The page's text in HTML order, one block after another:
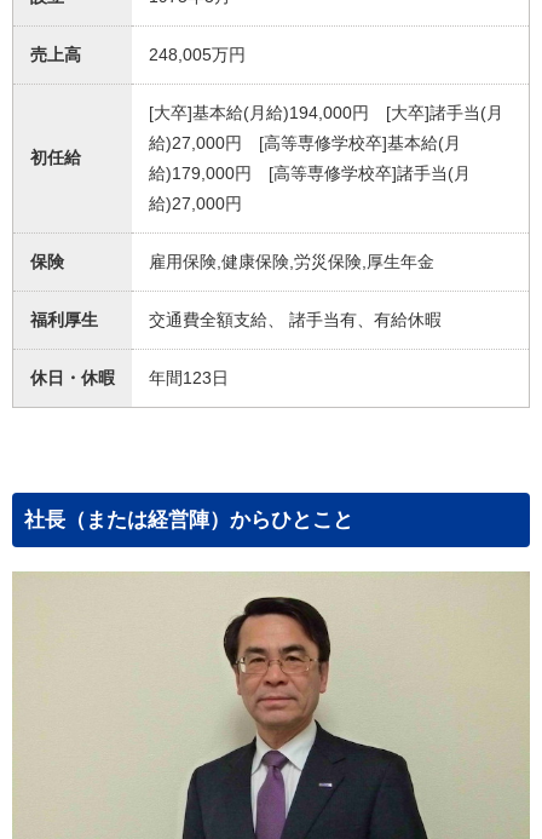
売上高 248,005万円
初任給
[大卒]基本給(月給)194,000円 [大卒]諸手当(月
給)27,000円 [高等専修学校卒]基本給(月
給)179,000円 [高等専修学校卒]諸手当(月
給)27,000円
保険 雇用保険,健康保険,労災保険,厚生年金
福利厚生 交通費全額支給、 諸手当有、有給休暇
休日・休暇 年間123日
社長（または経営陣）からひとこと